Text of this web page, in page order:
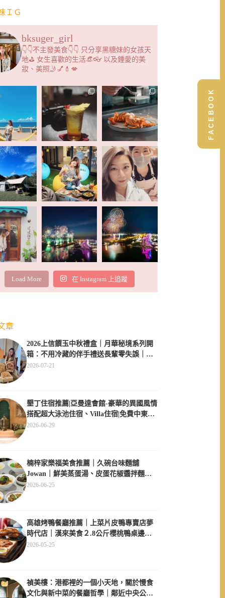
ＩＧ
bksuger_girl
👇👇不主發美食👇👇 只分享黑糖妹的女孩天
地⛳️ 女生喜歡的生活👒👓 以及鍾愛的美
妝、美照🤳💅💄💋
Load More 在 Instagram 上追蹤
章
2026上信饌玉中秋禮盒｜月華秘境系列開
箱：不用冷藏的伴手禮送長輩零失誤｜素
食伴手禮推薦
2026-07-21
墾丁住宿推薦|亞曼達會館-豪華的異國風情
搭配超大泳池住宿、Villa住宿|免費中東服
飾體驗
2026-06-29
楠梓家樂福美食推薦｜久碗台味麵舖
Jowan｜鮮美蒸蛋湯、皮蛋花椒醬拌麵必
點、午間用餐不休息超方便
2026-06-25
高雄烤鴨餐廳推薦｜上菜片皮鴨專賣店夢
時代店｜漢來美食２.8公斤櫻桃鴨桌邊現
片
2026-05-25
禎美樓：港都裡的一個小天地，關於慢食
文化與新中菜的餐廳哲學｜鄰近中央公
FACEBOOK